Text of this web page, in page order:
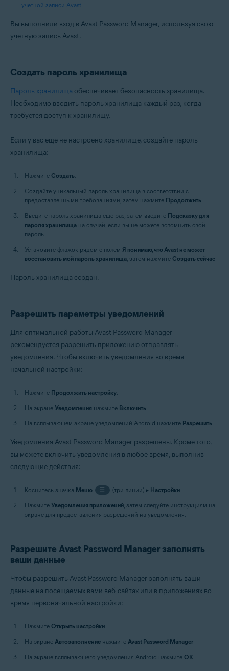
учетной записи Avast.
Вы выполнили вход в Avast Password Manager, используя свою
учетную запись Avast.
Создать пароль хранилища
Пароль хранилища обеспечивает безопасность хранилища.
Необходимо вводить пароль хранилища каждый раз, когда
требуется доступ к хранилищу.
Если у вас еще не настроено хранилище, создайте пароль
хранилища:
Нажмите Создать.
Создайте уникальный пароль хранилища в соответствии с
предоставленными требованиями, затем нажмите Продолжить.
Введите пароль хранилища еще раз, затем введите Подсказку для
пароля хранилища на случай, если вы не можете вспомнить свой
пароль.
Установите флажок рядом с полем Я понимаю, что Avast не может
восстановить мой пароль хранилища, затем нажмите Создать сейчас.
Пароль хранилища создан.
Разрешить параметры уведомлений
Для оптимальной работы Avast Password Manager
рекомендуется разрешить приложению отправлять
уведомления. Чтобы включить уведомления во время
начальной настройки:
Нажмите Продолжить настройку.
На экране Уведомления нажмите Включить.
На всплывающем экране уведомлений Android нажмите Разрешить.
Уведомления Avast Password Manager разрешены. Кроме того,
вы можете включить уведомления в любое время, выполнив
следующие действия:
Коснитесь значка Меню ☰ (три линии) ▸ Настройки.
Нажмите Уведомления приложений, затем следуйте инструкциям на
экране для предоставления разрешений на уведомления.
Разрешите Avast Password Manager заполнять
ваши данные
Чтобы разрешить Avast Password Manager заполнять ваши
данные на посещаемых вами веб-сайтах или в приложениях во
время первоначальной настройки:
Нажмите Открыть настройки.
На экране Автозаполнение нажмите Avast Password Manager.
На экране всплывающего уведомления Android нажмите OK.